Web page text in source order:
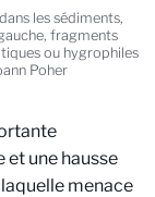
les sédiments,
fragments
ou hygrophiles
Poher
une hausse
menace